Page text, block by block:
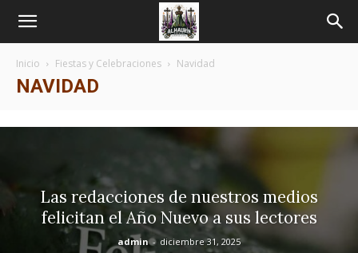
Inicio Fiestas y Celebraciones Navidad
NAVIDAD
Las redacciones de nuestros medios
felicitan el Año Nuevo a sus lectores
admin - diciembre 31, 2025